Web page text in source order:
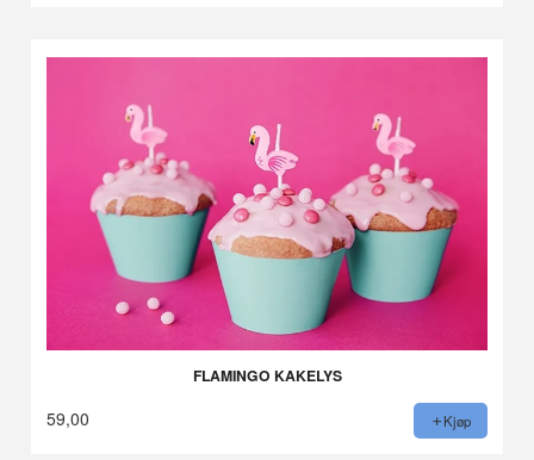
FLAMINGO KAKELYS
59,00 Kjøp